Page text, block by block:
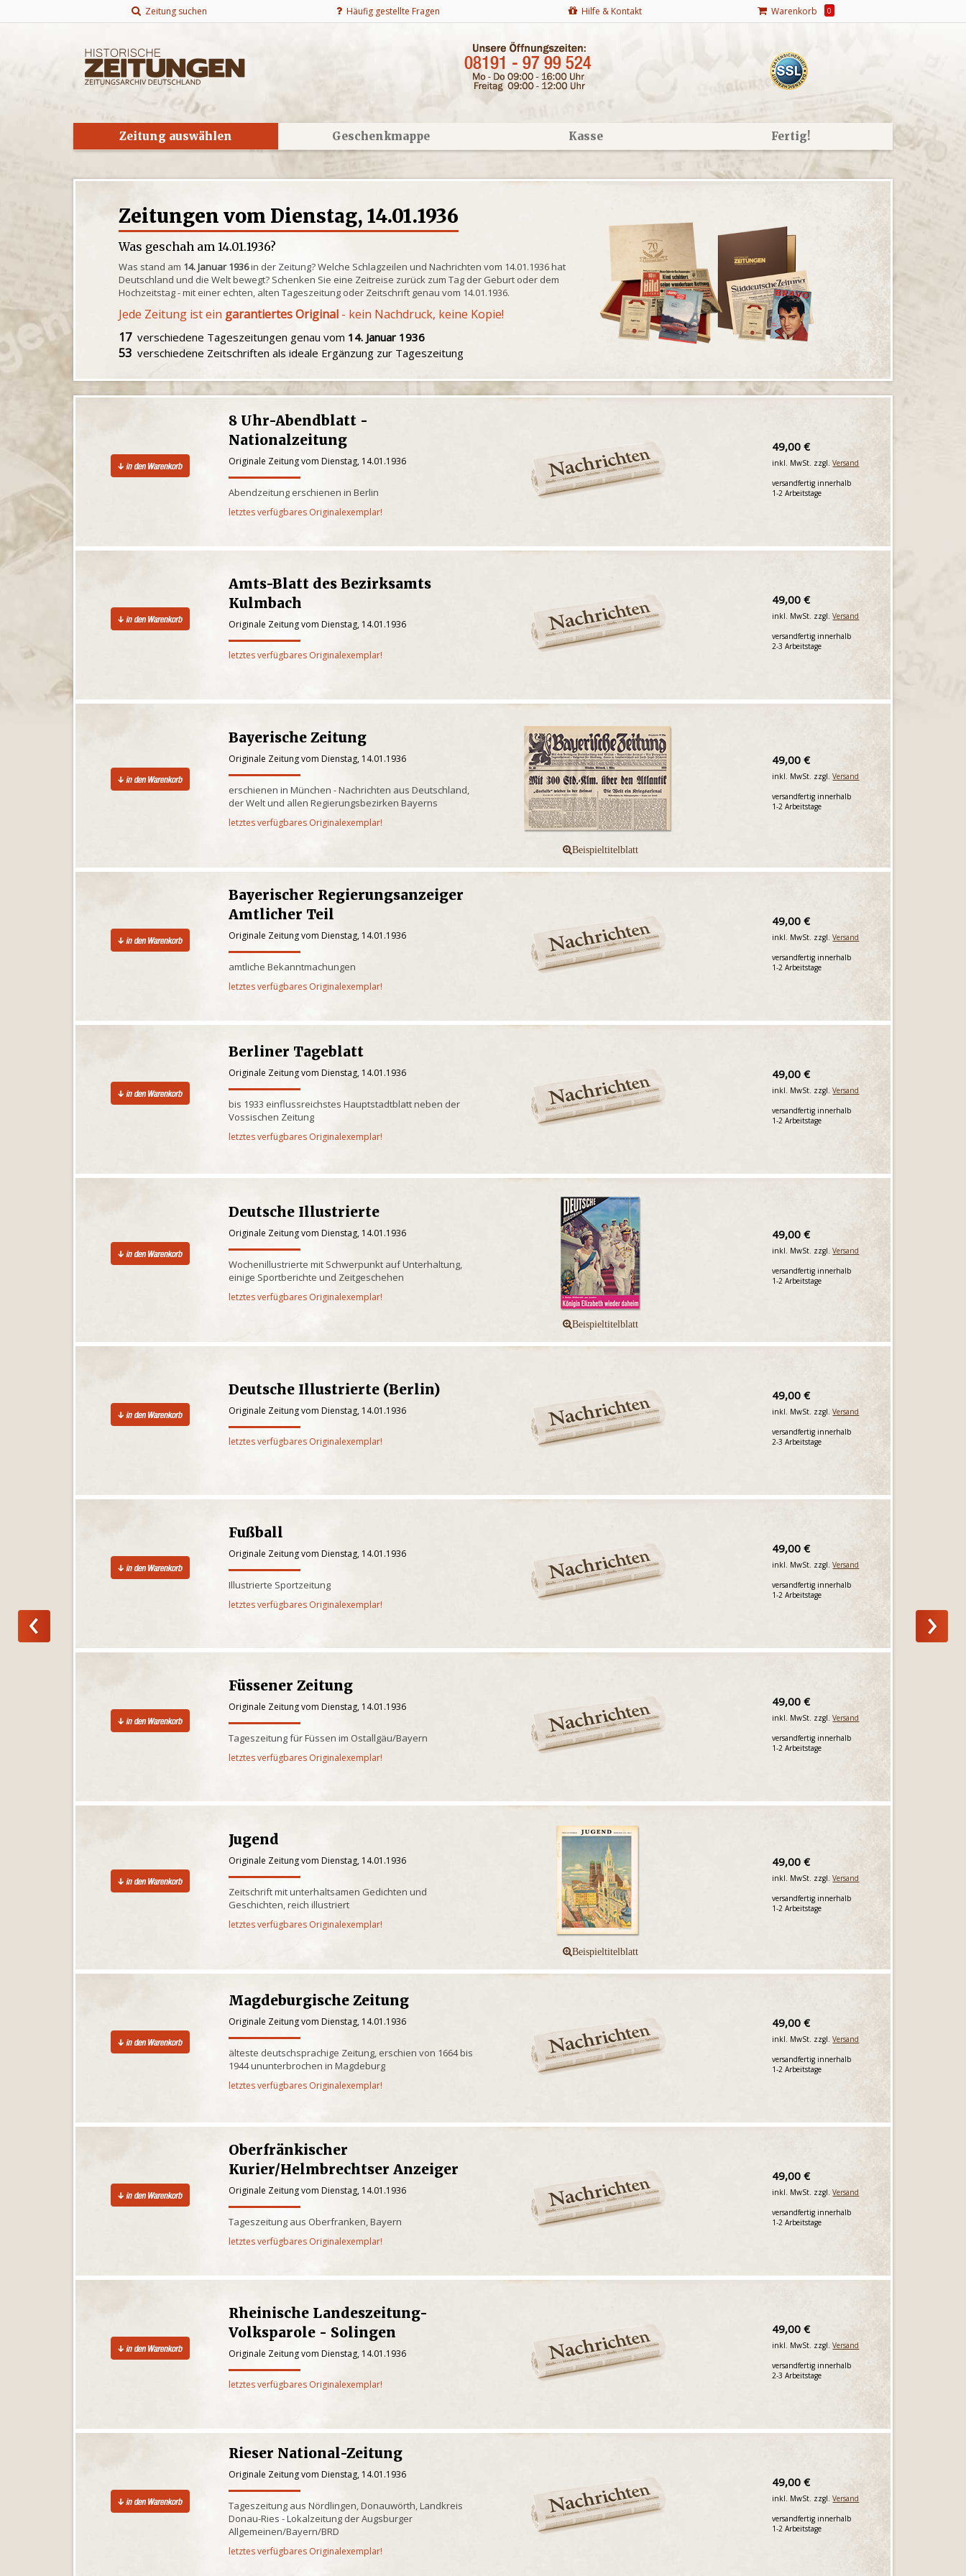
Zeitung suchen Häufig gestellte Fragen Hilfe & Kontakt Warenkorb 0
Zeitung auswählen Geschenkmappe Kasse Fertig!
Zeitungen vom Dienstag, 14.01.1936
Was geschah am 14.01.1936?
Was stand am 14. Januar 1936in der Zeitung? Welche Schlagzeilen und Nachrichten vom 14.01.1936 hat
Deutschland und die Welt bewegt? Schenken Sie eine Zeitreise zurück zum Tag der Geburt oder dem
Hochzeitstag - mit einer echten, alten Tageszeitung oder Zeitschrift genau vom 14.01.1936.
Jede Zeitung ist ein garantiertes Original - kein Nachdruck, keine Kopie!
17verschiedene Tageszeitungen genau vom 14. Januar 1936
53 verschiedene Zeitschriften als ideale Ergänzung zur Tageszeitung
8 Uhr-Abendblatt -
Nationalzeitung
Originale Zeitung vom Dienstag, 14.01.1936
Abendzeitung erschienen in Berlin
letztes verfügbares Originalexemplar!
49,00 €
inkl. MwSt. zzgl.Versand
versandfertig innerhalb
1-2 Arbeitstage
Amts-Blatt des Bezirksamts
Kulmbach
Originale Zeitung vom Dienstag, 14.01.1936
letztes verfügbares Originalexemplar!
49,00 €
inkl. MwSt. zzgl.Versand
versandfertig innerhalb
2-3 Arbeitstage
Bayerische Zeitung
Originale Zeitung vom Dienstag, 14.01.1936
erschienen in München - Nachrichten aus Deutschland,
der Welt und allen Regierungsbezirken Bayerns
letztes verfügbares Originalexemplar!
49,00 €
inkl. MwSt. zzgl.Versand
versandfertig innerhalb
1-2 Arbeitstage
Bayerischer Regierungsanzeiger
Amtlicher Teil
Originale Zeitung vom Dienstag, 14.01.1936
amtliche Bekanntmachungen
letztes verfügbares Originalexemplar!
49,00 €
inkl. MwSt. zzgl.Versand
versandfertig innerhalb
1-2 Arbeitstage
Berliner Tageblatt
Originale Zeitung vom Dienstag, 14.01.1936
bis 1933 einflussreichstes Hauptstadtblatt neben der
Vossischen Zeitung
letztes verfügbares Originalexemplar!
49,00 €
inkl. MwSt. zzgl.Versand
versandfertig innerhalb
1-2 Arbeitstage
Deutsche Illustrierte
Originale Zeitung vom Dienstag, 14.01.1936
Wochenillustrierte mit Schwerpunkt auf Unterhaltung,
einige Sportberichte und Zeitgeschehen
letztes verfügbares Originalexemplar!
49,00 €
inkl. MwSt. zzgl.Versand
versandfertig innerhalb
1-2 Arbeitstage
Deutsche Illustrierte (Berlin)
Originale Zeitung vom Dienstag, 14.01.1936
letztes verfügbares Originalexemplar!
49,00 €
inkl. MwSt. zzgl.Versand
versandfertig innerhalb
2-3 Arbeitstage
Fußball
Originale Zeitung vom Dienstag, 14.01.1936
Illustrierte Sportzeitung
letztes verfügbares Originalexemplar!
49,00 €
inkl. MwSt. zzgl.Versand
versandfertig innerhalb
1-2 Arbeitstage
Füssener Zeitung
Originale Zeitung vom Dienstag, 14.01.1936
Tageszeitung für Füssen im Ostallgäu/Bayern
letztes verfügbares Originalexemplar!
49,00 €
inkl. MwSt. zzgl.Versand
versandfertig innerhalb
1-2 Arbeitstage
Jugend
Originale Zeitung vom Dienstag, 14.01.1936
Zeitschrift mit unterhaltsamen Gedichten und
Geschichten, reich illustriert
letztes verfügbares Originalexemplar!
49,00 €
inkl. MwSt. zzgl.Versand
versandfertig innerhalb
1-2 Arbeitstage
Magdeburgische Zeitung
Originale Zeitung vom Dienstag, 14.01.1936
älteste deutschsprachige Zeitung, erschien von 1664 bis
1944 ununterbrochen in Magdeburg
letztes verfügbares Originalexemplar!
49,00 €
inkl. MwSt. zzgl.Versand
versandfertig innerhalb
1-2 Arbeitstage
Oberfränkischer
Kurier/Helmbrechtser Anzeiger
Originale Zeitung vom Dienstag, 14.01.1936
Tageszeitung aus Oberfranken, Bayern
letztes verfügbares Originalexemplar!
49,00 €
inkl. MwSt. zzgl.Versand
versandfertig innerhalb
1-2 Arbeitstage
Rheinische Landeszeitung-
Volksparole - Solingen
Originale Zeitung vom Dienstag, 14.01.1936
letztes verfügbares Originalexemplar!
49,00 €
inkl. MwSt. zzgl.Versand
versandfertig innerhalb
2-3 Arbeitstage
Rieser National-Zeitung
Originale Zeitung vom Dienstag, 14.01.1936
Tageszeitung aus Nördlingen, Donauwörth, Landkreis
Donau-Ries - Lokalzeitung der Augsburger
Allgemeinen/Bayern/BRD
letztes verfügbares Originalexemplar!
49,00 €
inkl. MwSt. zzgl.Versand
versandfertig innerhalb
1-2 Arbeitstage